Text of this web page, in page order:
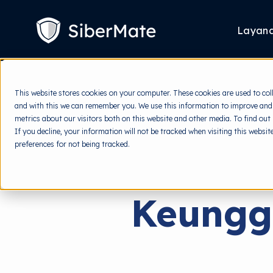
This website stores cookies on your computer. These cookies are used to
and with this we can remember you. We use this information to improve
metrics about our visitors both on this website and other media. To find
If you decline, your information will not be tracked when visiting this
preferences for not being tracked.
CONTENT